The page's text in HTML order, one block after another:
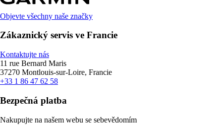
Objevte všechny naše značky
Zákaznický servis ve Francie
Kontaktujte nás
11 rue Bernard Maris
37270 Montlouis-sur-Loire, Francie
+33 1 86 47 62 58
Bezpečná platba
Nakupujte na našem webu se sebevědomím